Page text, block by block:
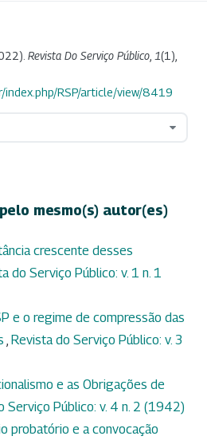
Revista Do Serviço Público 1(1),
index.php/RSP/article/view/8419
mesmo(s) autor(es)
crescente desses
do Serviço Público: v. 1 n. 1
e o regime de compressão das
, Revista do Serviço Público: v. 3
e as Obrigações de
Serviço Público: v. 4 n. 2 (1942)
probatório e a convocação